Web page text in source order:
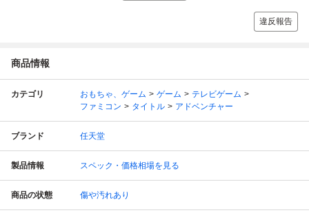
違反報告
商品情報
カテゴリ おもちゃ、ゲーム ゲーム
テレビゲーム
ファミコン
タイトル アドベンチャー
ブランド 任天堂
製品情報 スペック・価格相場を見る
商品の状態 傷や汚れあり